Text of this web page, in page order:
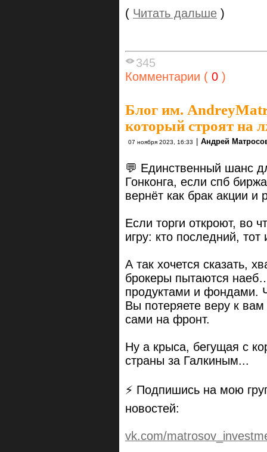
( Читать дальше )
345
Комментарии ( 0 )
Блог им.
который строят на
07 ноября 2023, 16:33 | Андрей
💬 Единственный шанс
Гонконга, если спб
вернёт как брак акции и
Если торги откроют, во
игру: кто последний, тот
А так хочется сказать,
брокеры пытаются
продуктами и фондами.
Вы потеряете веру к
сами на фронт.
Ну а крыса, бегущая с
страны за Галкиным...
⚡ Подпишись на мою
новостей:
vk.com/